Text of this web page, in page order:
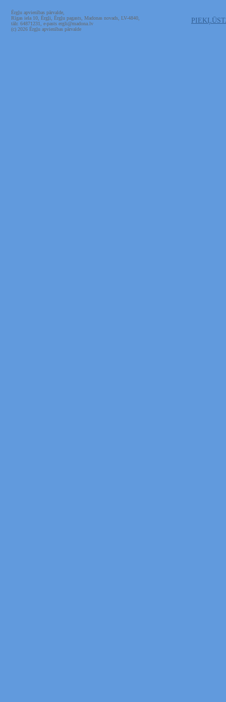
Ērgļu apvienības pārvalde,
Rīgas iela 10, Ērgļi, Ērgļu pagasts, Madonas novads, LV-4840,
tālr. 64871231, e-pasts ergli@madona.lv
(c) 2026 Ērgļu apvienības pārvalde